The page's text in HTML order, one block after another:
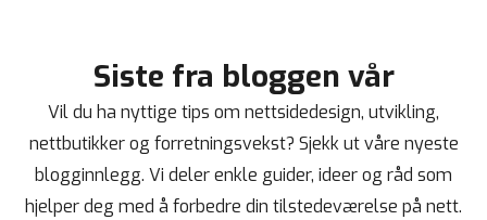
Siste fra bloggen vår
Vil du ha nyttige tips om nettsidedesign, utvikling,
nettbutikker og forretningsvekst? Sjekk ut våre nyeste
blogginnlegg. Vi deler enkle guider, ideer og råd som
hjelper deg med å forbedre din tilstedeværelse på nett.